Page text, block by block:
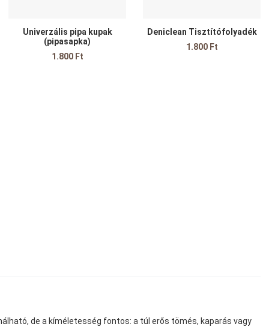
Univerzális pipa kupak
(pipasapka)
1.800 Ft
Deniclean Tisztítófolyadék
1.800 Ft
de a kíméletesség fontos: a túl erős tömés, kaparás vagy